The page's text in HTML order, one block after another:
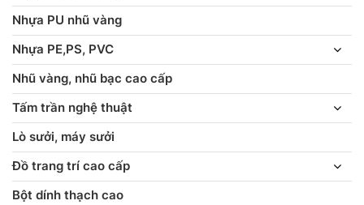
Nhựa PU nhũ vàng
Nhựa PE,PS, PVC
Nhũ vàng, nhũ bạc cao cấp
Tấm trần nghệ thuật
Lò sưởi, máy sưởi
Đồ trang trí cao cấp
Bột dính thạch cao